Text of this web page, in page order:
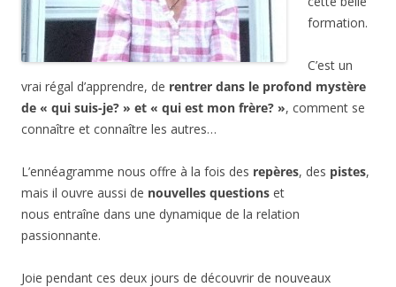
formation.
C’est un
vrai régal d’apprendre, de rentrer dans le profond mystère
de « qui suis-je? » et « qui est mon frère? », comment se
connaître et connaître les autres…
L’ennéagramme nous offre à la fois des repères, des pistes,
mais il ouvre aussi de nouvelles questions et
nous entraîne dans une dynamique de la relation
passionnante.
Joie pendant ces deux jours de découvrir de nouveaux